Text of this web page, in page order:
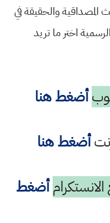
والحقيقة في
اختر ما تريد
أضغط هنا
أضغط هنا
أضغط